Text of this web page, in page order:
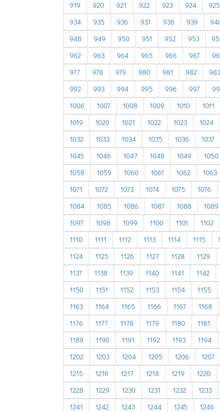
919
920 921 922 923 924
925
934
935 936 937 938 939
948
949 950 951 952 953
962
963 964 965 966 967
977
978 979 980 981 982
983
992
993 994 995 996 997
1006
1007 1008 1009 1010
1011
1019
1020 1021 1022 1023
1024
1032
1033 1034 1035 1036
1037
1045
1046 1047 1048 1049
1050
1058
1059 1060 1061 1062
1063
1071
1072 1073 1074 1075
1076
1084
1085 1086 1087 1088
1089
1097
1098 1099 1100 1101
1102
1110
1111 1112 1113 1114 1115
1124
1125 1126 1127 1128
1129
1137
1138 1139 1140 1141
1142
1150
1151 1152 1153 1154
1155
1163
1164 1165 1166 1167
1168
1176
1177 1178 1179 1180
1181
1189
1190 1191 1192 1193
1194
1202
1203 1204 1205 1206
1207
1215
1216 1217 1218 1219
1220
1228
1229 1230 1231 1232
1233
1241
1242 1243 1244 1245
1246